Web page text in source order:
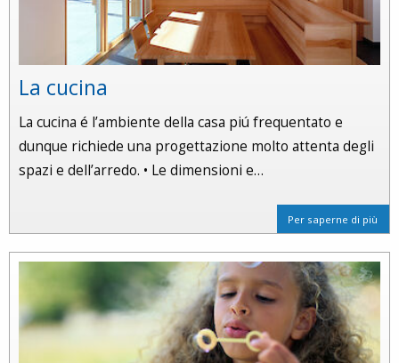
La cucina
La cucina é l’ambiente della casa piú frequentato e
dunque richiede una progettazione molto attenta degli
spazi e dell’arredo. • Le dimensioni e…
Per saperne di più